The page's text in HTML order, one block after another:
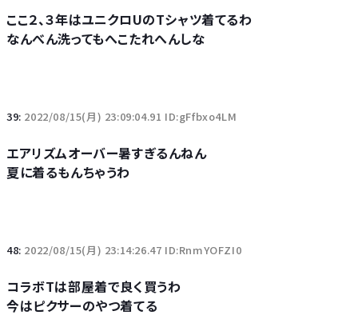
ここ２、３年はユニクロUのTシャツ着てるわ
なんべん洗ってもへこたれへんしな
39: 2022/08/15(月) 23:09:04.91 ID:gFfbxo4LM
エアリズムオーバー暑すぎるんねん
夏に着るもんちゃうわ
48: 2022/08/15(月) 23:14:26.47 ID:RnmYOFZI0
コラボTは部屋着で良く買うわ
今はピクサーのやつ着てる